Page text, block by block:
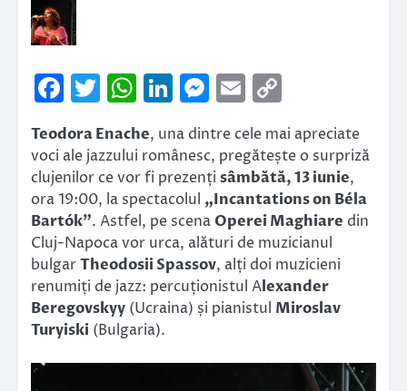
Facebook
Twitter
WhatsApp
LinkedIn
Messenger
Email
Link
Teodora Enache, una dintre cele mai apreciate
voci ale jazzului românesc, pregătește o surpriză
clujenilor ce vor fi prezenți sâmbătă, 13 iunie,
ora 19:00, la spectacolul „Incantations on Béla
Bartók”. Astfel, pe scena Operei Maghiare din
Cluj-Napoca vor urca, alături de muzicianul
bulgarTheodosii Spassov, alți doi muzicieni
renumiți de jazz: percuționistul Alexander
Beregovskyy (Ucraina) și pianistul Miroslav
Turyiski (Bulgaria).